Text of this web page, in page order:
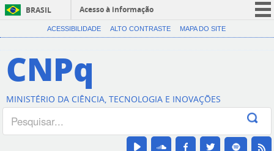
BRASIL
Acesso à informação
CORONAVÍRUS (COVID-19)
Canais
ACESSIBILIDADE ALTO CONTRASTE MAPA DO SITE
CNPq
MINISTÉRIO DA CIÊNCIA, TECNOLOGIA E INOVAÇÕES